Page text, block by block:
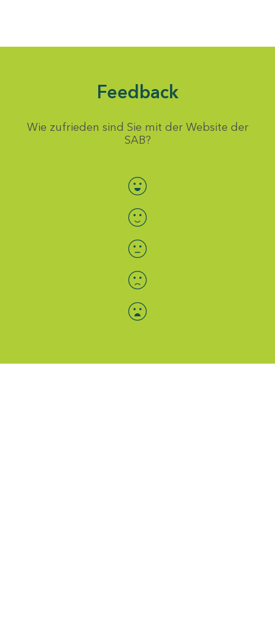
Feedback
Wie zufrieden sind Sie mit der Website der
SAB?
Bewertung auswählen